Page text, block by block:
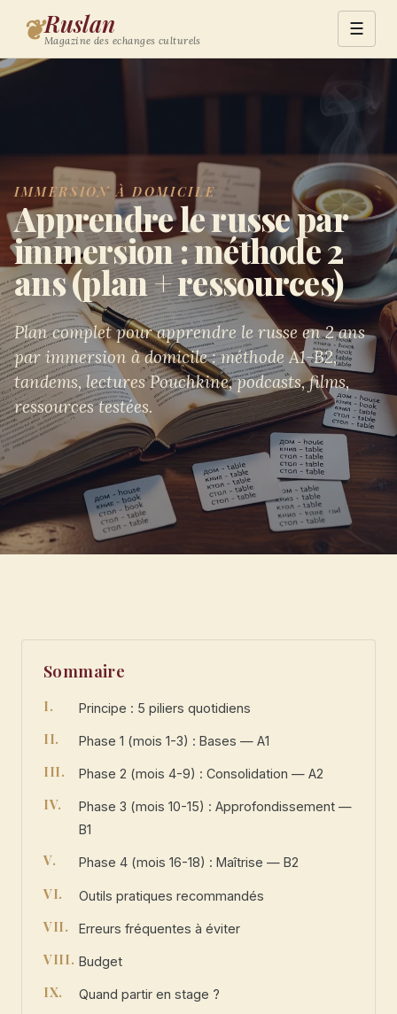
❦Ruslan
Magazine des echanges culturels
☰
IMMERSION À DOMICILE
Apprendre le russe par
immersion : méthode 2
ans (plan + ressources)
Plan complet pour apprendre le russe en 2 ans
par immersion à domicile : méthode A1-B2,
tandems, lectures Pouchkine, podcasts, films,
ressources testées.
Sommaire
Principe : 5 piliers quotidiens
Phase 1 (mois 1-3) : Bases — A1
Phase 2 (mois 4-9) : Consolidation — A2
Phase 3 (mois 10-15) : Approfondissement —
B1
Phase 4 (mois 16-18) : Maîtrise — B2
Outils pratiques recommandés
Erreurs fréquentes à éviter
Budget
Quand partir en stage ?